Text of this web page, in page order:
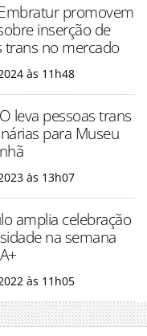
promovem
inserção de
trans no mercado
às 11h48
leva pessoas trans
para Museu
às 13h07
amplia celebração
na semana
às 11h05